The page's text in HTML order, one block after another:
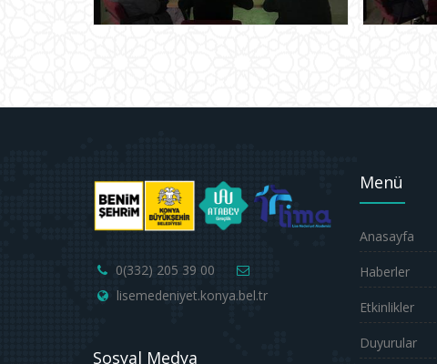
0(332) 205 39 00
lisemedeniyet.konya.bel.tr
Sosyal Medya
Menü
Anasayfa
Haberler
Etkinlikler
Duyurular